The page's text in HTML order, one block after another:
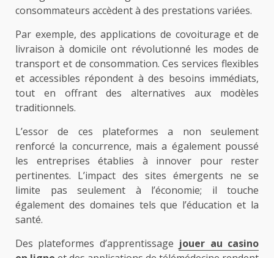
consommateurs accèdent à des prestations variées.
Par exemple, des applications de covoiturage et de
livraison à domicile ont révolutionné les modes de
transport et de consommation. Ces services flexibles
et accessibles répondent à des besoins immédiats,
tout en offrant des alternatives aux modèles
traditionnels.
L’essor de ces plateformes a non seulement
renforcé la concurrence, mais a également poussé
les entreprises établies à innover pour rester
pertinentes. L’impact des sites émergents ne se
limite pas seulement à l’économie; il touche
également des domaines tels que l’éducation et la
santé.
Des plateformes d’apprentissage jouer au casino